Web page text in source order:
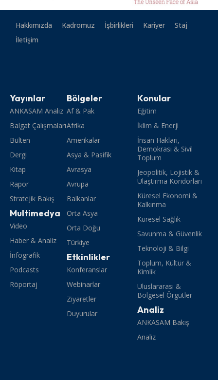
Hakkımızda Kadromuz İşbirlikleri Kariyer
Staj
İletişim
Yayınlar
ANKASAM Analiz
Balgat Çalışmaları
Bülten
Dergi
Kitap
Rapor
Stratejik Bakış
Multimedya
Video
Haber & Analiz
İnfografik
Podcasts
Röportaj
Bölgeler
Af & Pak
Afrika
Amerikalar
Asya & Pasifik
Avrasya
Avrupa
Balkanlar
Orta Asya
Orta Doğu
Türkiye
Etkinlikler
Konferanslar
Webinarlar
Ziyaretler
Duyurular
Konular
Eğitim
İklim & Enerji
İnsan Hakları,
Demokrasi & Sivil
Toplum
Jeopolitik, Lojistik &
Ulaştırma Koridorları
Küresel Ekonomi &
Kalkınma
Küresel Sağlık
Savunma & Güvenlik
Teknoloji & Bilgi
Toplum, Kültür &
Kimlik
Uluslararası &
Bölgesel Örgütler
Analiz
ANKASAM Bakış
Analiz